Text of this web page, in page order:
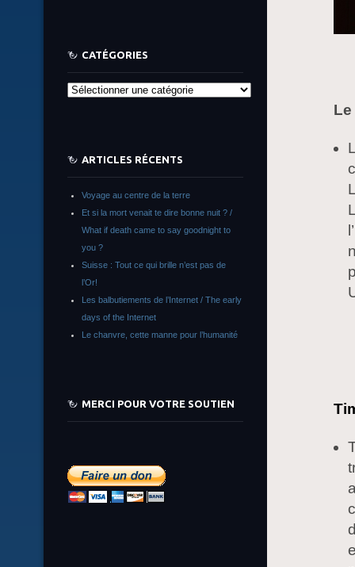
CATÉGORIES
Catégories
ARTICLES RÉCENTS
Voyage au centre de la terre
Et si la mort venait te dire bonne nuit ? /
What if death came to say goodnight to
you ?
Suisse : Tout ce qui brille n’est pas de
l’Or!
Les balbutiements de l’Internet / The early
days of the Internet
Le chanvre, cette manne pour l’humanité
MERCI POUR VOTRE SOUTIEN